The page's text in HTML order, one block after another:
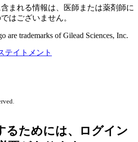
まれる情報は、医師または薬剤師に
はございません。
are trademarks of Gilead Sciences, Inc.
テイトメント
るためには、ログイン